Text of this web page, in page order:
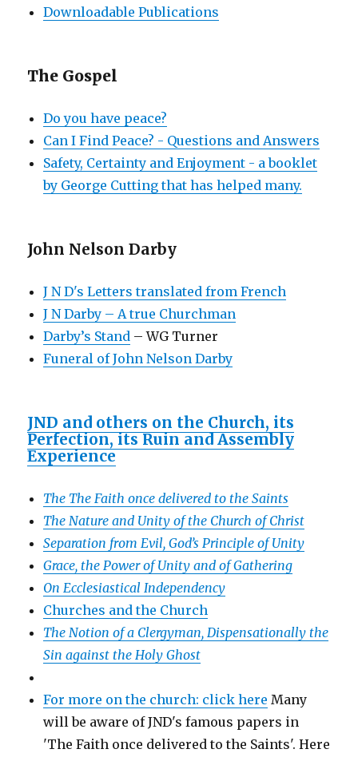
Downloadable Publications
The Gospel
Do you have peace?
Can I Find Peace? - Questions and Answers
Safety, Certainty and Enjoyment - a booklet
by George Cutting that has helped many.
John Nelson Darby
J N D's Letters translated from French
J N Darby – A true Churchman
Darby’s Stand – WG Turner
Funeral of John Nelson Darby
JND and others on the Church, its
Perfection, its Ruin and Assembly
Experience
The The Faith once delivered to the Saints
The Nature and Unity of the Church of Christ
Separation from Evil, God’s Principle of Unity
Grace, the Power of Unity and of Gathering
On Ecclesiastical Independency
Churches and the Church
The Notion of a Clergyman, Dispensationally the
Sin against the Holy Ghost
For more on the church: click here Many
will be aware of JND's famous papers in
'The Faith once delivered to the Saints'. Here